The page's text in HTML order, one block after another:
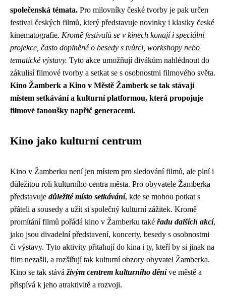
společenská témata. Pro milovníky české tvorby je pak určen
festival českých filmů, který představuje novinky i klasiky české
kinematografie. Kromě festivalů se v kinech konají i speciální
projekce, často doplněné o besedy s tvůrci, workshopy nebo
tematické výstavy. Tyto akce umožňují divákům nahlédnout do
zákulisí filmové tvorby a setkat se s osobnostmi filmového světa.
Kino Žamberk a Kino v Městě Žamberk se tak stávají
místem setkávání a kulturní platformou, která propojuje
filmové fanoušky napříč generacemi.
Kino jako kulturní centrum
Kino v Žamberku není jen místem pro sledování filmů, ale plní i
důležitou roli kulturního centra města. Pro obyvatele Žamberka
představuje důležité místo setkávání, kde se mohou potkat s
přáteli a sousedy a užít si společný kulturní zážitek. Kromě
promítání filmů pořádá kino v Žamberku také řadu dalších akcí,
jako jsou divadelní představení, koncerty, besedy s osobnostmi
či výstavy. Tyto aktivity přitahují do kina i ty, kteří by si jinak na
film nezašli, a rozšiřují tak kulturní obzory obyvatel Žamberka.
Kino se tak stává živým centrem kulturního děníve městě a
přispívá k jeho atraktivitě a rozvoji.